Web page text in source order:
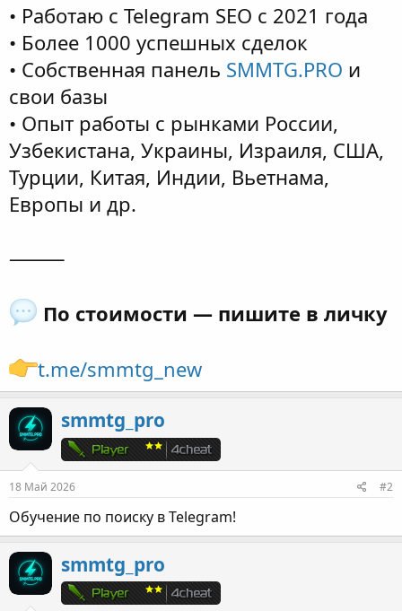
• Работаю с Telegram SEO с 2021 года
• Более 1000 успешных сделок
• Собственная панель SMMTG.PRO и
свои базы
• Опыт работы с рынками России,
Узбекистана, Украины, Израиля, США,
Турции, Китая, Индии, Вьетнама,
Европы и др.
⸻
По стоимости — пишите в личку
t.me/smmtg_new
smmtg_pro
18 Май 2026 #2
Обучение по поиску в Telegram!
smmtg_pro